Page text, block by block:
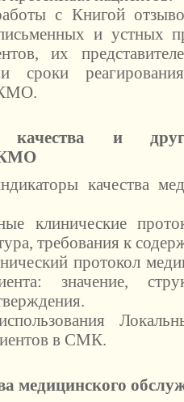
с Книгой
и устных
их
сроки
и
КМО
качества
клинические
требования к
протокол
значение,
в СМК.
медицинского